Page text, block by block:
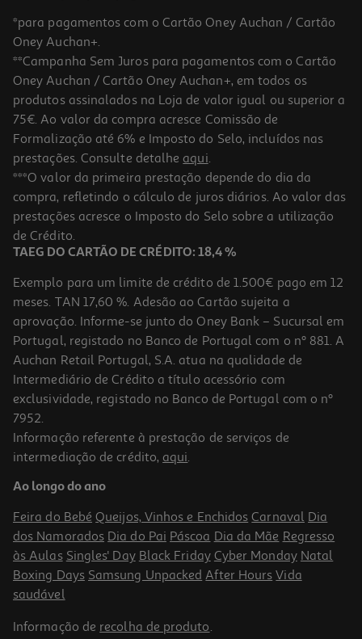
*para pagamentos com o Cartão Oney Auchan / Cartão
Oney Auchan+.
**Campanha Sem Juros para pagamentos com o Cartão
Oney Auchan / Cartão Oney Auchan+, em todos os
produtos assinalados na Loja de valor igual ou superior a
75€. Ao valor da compra acresce Comissão de
Formalização até 6% e Imposto do Selo, incluídos nas
prestações. Consulte detalhe aqui.
***O valor da primeira prestação depende do dia da
compra, refletindo o cálculo de juros diários. Ao valor das
prestações acresce o Imposto do Selo sobre a utilização
de Crédito.
TAEG DO CARTÃO DE CRÉDITO: 18,4 %
Exemplo para um limite de crédito de 1.500€ pago em 12
meses. TAN 17,60 %. Adesão ao Cartão sujeita a
aprovação. Informe-se junto do Oney Bank – Sucursal em
Portugal, registado no Banco de Portugal com o nº 881. A
Auchan Retail Portugal, S.A. atua na qualidade de
Intermediário de Crédito a título acessório com
exclusividade, registado no Banco de Portugal com o nº
7952.
Informação referente à prestação de serviços de
intermediação de crédito, aqui.
Ao longo do ano
Feira do Bebé Queijos, Vinhos e Enchidos Carnaval Dia
dos Namorados Dia do Pai Páscoa Dia da Mãe Regresso
às Aulas Singles' Day Black Friday Cyber Monday Natal
Boxing Days Samsung Unpacked After Hours Vida
saudável
Informação de recolha de produto.